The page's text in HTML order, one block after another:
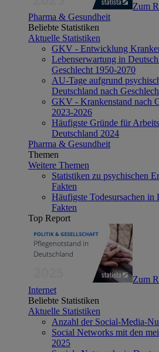
Zum
Pharma & Gesundheit
Beliebte Statistiken
Aktuelle Statistiken
GKV - Entwicklung
Lebenserwartung in
Geschlecht 1950-2070
AU-Tage aufgrund
Deutschland nach
GKV - Krankenstand nach
2023-2026
Häufigste Gründe für
Deutschland 2024
Pharma & Gesundheit
Themen
Weitere Themen
Statistiken zu psychischen
Fakten
Häufigste Todesursachen
Fakten
Top Report
Zum
Internet
Beliebte Statistiken
Aktuelle Statistiken
Anzahl der Social-Media-
Social Networks mit den
2025